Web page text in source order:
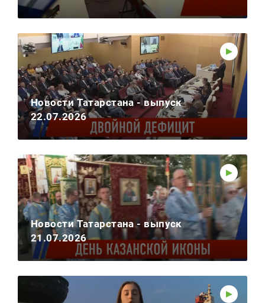
Новости Татарстана - выпуск
22.07.2026
Новости Татарстана - выпуск
21.07.2026